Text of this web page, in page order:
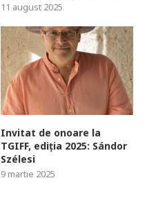
11 august 2025
Invitat de onoare la
TGIFF, ediția 2025: Sándor
Szélesi
9 martie 2025